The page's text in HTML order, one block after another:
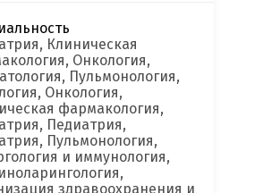
Клиническая
Онкология,
Пульмонология,
Онкология,
фармакология,
Педиатрия,
Пульмонология,
и иммунология,
здравоохранения и